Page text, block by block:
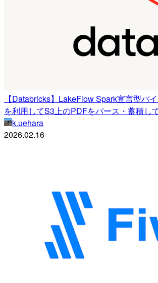
【Databricks】LakeFlow Spark宣言型パ
を利用してS3上のPDFをパース・蓄積し
k.uehara
2026.02.16